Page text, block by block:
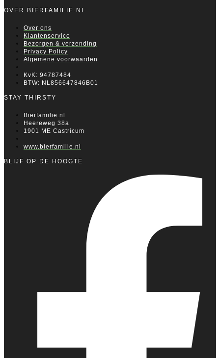
OVER BIERFAMILIE.NL
Over ons
Klantenservice
Bezorgen & verzending
Privacy Policy
Algemene voorwaarden
KvK: 94787484
BTW: NL856647846B01
STAY THIRSTY
Bierfamilie.nl
Heereweg 38a
1901 ME Castricum
www.bierfamilie.nl
BLIJF OP DE HOOGTE